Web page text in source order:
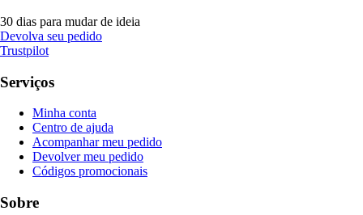
30 dias para mudar de ideia
Devolva seu pedido
Trustpilot
Serviços
Minha conta
Centro de ajuda
Acompanhar meu pedido
Devolver meu pedido
Códigos promocionais
Sobre